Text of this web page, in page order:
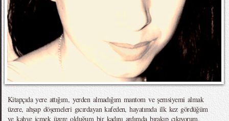
Kitapçıda yere attığım, yerden almadığım mantom ve şemsiyemi almak
üzere, ahşap döşemeleri gıcırdayan kafeden, hayatımda ilk kez gördüğüm
ve kahve içmek üzere olduğum bir kadını ardımda bırakıp çıkıyorum,